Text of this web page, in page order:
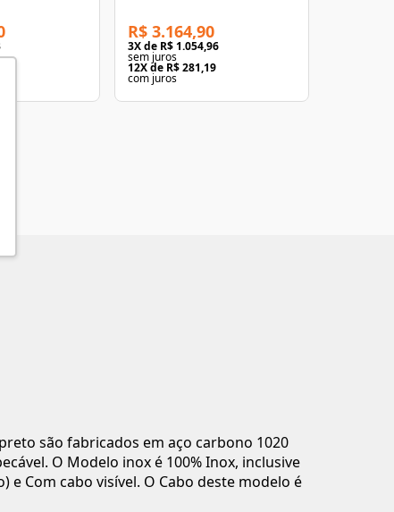
R$ 3.164,90
3X de R$ 1.054,96
sem juros
12X de R$ 281,19
com juros
são fabricados em aço carbono 1020
O Modelo inox é 100% Inox, inclusive
Com cabo visível. O Cabo deste modelo é